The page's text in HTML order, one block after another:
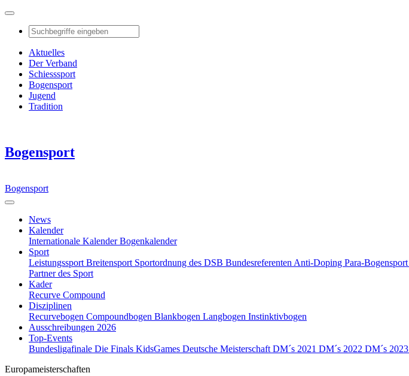
Aktuelles
Der Verband
Schiesssport
Bogensport
Jugend
Tradition
Bogensport
Bogensport
News
Kalender
Internationale KalenderBogenkalender
Sport
Leistungssport Breitensport Sportordnung des DSB Bundesreferenten Anti-Doping Para-Bogensport
Partner des Sport
Kader
Recurve Compound
Disziplinen
Recurvebogen Compoundbogen Blankbogen Langbogen Instinktivbogen
Ausschreibungen 2026
Top-Events
Bundesligafinale Die Finals KidsGames Deutsche Meisterschaft DM´s 2021 DM´s 2022 DM´s 2023
Europameisterschaften